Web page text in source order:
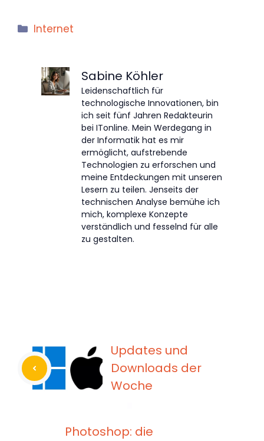
Kategorien
Internet
Sabine Köhler
Leidenschaftlich für
technologische Innovationen, bin
ich seit fünf Jahren Redakteurin
bei ITonline. Mein Werdegang in
der Informatik hat es mir
ermöglicht, aufstrebende
Technologien zu erforschen und
meine Entdeckungen mit unseren
Lesern zu teilen. Jenseits der
technischen Analyse bemühe ich
mich, komplexe Konzepte
verständlich und fesselnd für alle
zu gestalten.
Updates und
Downloads der
Woche
Photoshop: die